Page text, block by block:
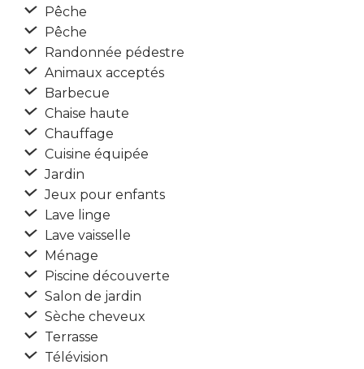
Pêche
Pêche
Randonnée pédestre
Animaux acceptés
Barbecue
Chaise haute
Chauffage
Cuisine équipée
Jardin
Jeux pour enfants
Lave linge
Lave vaisselle
Ménage
Piscine découverte
Salon de jardin
Sèche cheveux
Terrasse
Télévision